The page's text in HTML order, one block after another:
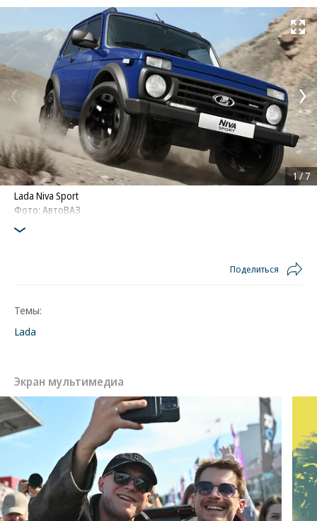
Развернуть
Lada Niva Sport
Фото: АвтоВАЗ
1/7
Поделиться
Темы:
Lada
Экран мультимедиа